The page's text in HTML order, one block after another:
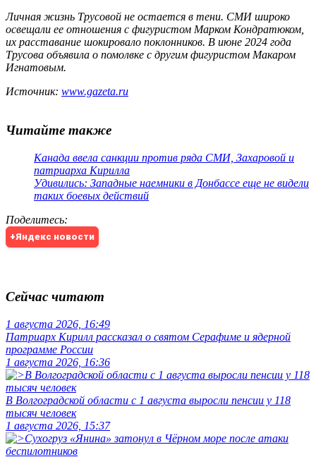
Личная жизнь Трусовой не остается в тени. СМИ широко
освещали ее отношения с фигуристом Марком Кондратюком,
их расставание шокировало поклонников. В июне 2024 года
Трусова объявила о помолвке с другим фигуристом Макаром
Игнатовым.
Источник: www.gazeta.ru
Читайте также
Канада ввела санкции против ряда СМИ, Захаровой и
патриарха Кирилла
Удивились: Западные наемники в Донбассе еще не видели
таких боевых действий
Поделитесь:
+Яндекс новости
Сейчас читают
1 августа 2026, 16:49
Патриарх Кирилл рассказал о святом Серафиме и ядерной
программе России
1 августа 2026, 16:36
В Волгоградской области с 1 августа выросли пенсии у 118
тысяч человек
1 августа 2026, 15:37